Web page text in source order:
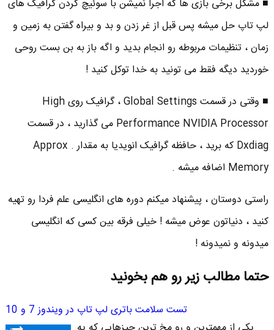
■ مشکل برخی بازی ها که اجرا نمیشن با سوئیچ کردن گرافیک های
لپ تاپ حل میشه پس قبل از غر زدن و بد و بیراه گفتن به زمین و
زمان ، تنظیمات مربوطه رو انجام بدید و اگه باز به بن بست روحی
خوردید دیگه فقط می تونید به خدا توکل کنید !
■ وقتی در قسمت Global Settings ، گرافیک روی High
Performance NVIDIA Processor می گذارید ، در قسمت
Dxdiag که برید ، حافظه گرافیک انویدیا به مقدار Approx .
Memory اضافه میشه .
راستی دوستان ، پیشنهاد میکنم دوره های انگلیسی علم فردا رو تهیه
کنید ، دنیاتون عوض میشه ! خیلی فرقه بین کسی که انگلیسی
میدونه و نمیدونه !
حتما مطالب زیر رو هم بخونید
تست سلامت باتری لپ تاپ در ویندوز 7 و 10